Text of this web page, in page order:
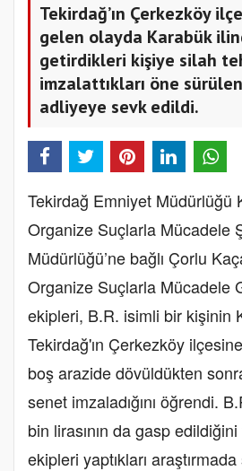
Tekirdağ’ın Çerkezköy
gelen olayda Karabük
getirdikleri kişiye silah
imzalattıkları öne
adliyeye sevk edildi.
Tekirdağ Emniyet Müdürlüğü
Organize Suçlarla Mücadele
Müdürlüğü’ne bağlı Çorlu
Organize Suçlarla Mücadele
ekipleri, B.R. isimli bir kişinin
Tekirdağ'ın Çerkezköy
boş arazide dövüldükten
senet imzaladığını öğrendi.
bin lirasının da gasp
ekipleri yaptıkları